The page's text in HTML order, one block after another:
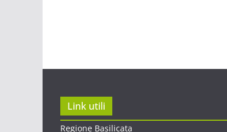
Link utili
Regione Basilicata